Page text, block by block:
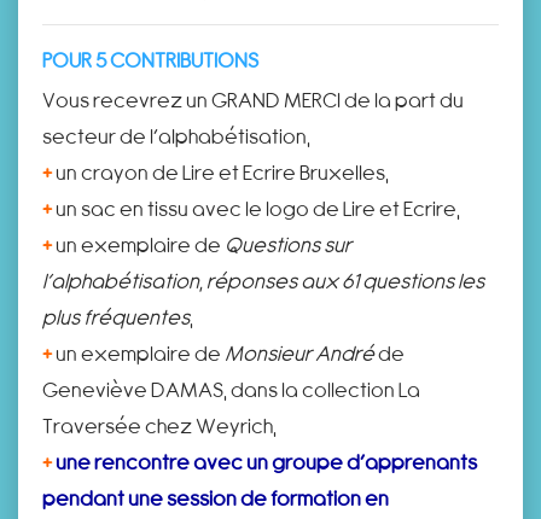
POUR 5 CONTRIBUTIONS
Vous recevrez un GRAND MERCI de la part du
secteur de l’alphabétisation,
+un crayon de Lire et Ecrire Bruxelles,
+un sac en tissu avec le logo de Lire et Ecrire,
+un exemplaire de Questions sur
l’alphabétisation, réponses aux 61 questions les
plus fréquentes,
+un exemplaire de Monsieur Andréde
Geneviève DAMAS, dans la collection La
Traversée chez Weyrich,
+une rencontre avec un groupe d’apprenants
pendant une session de formation en